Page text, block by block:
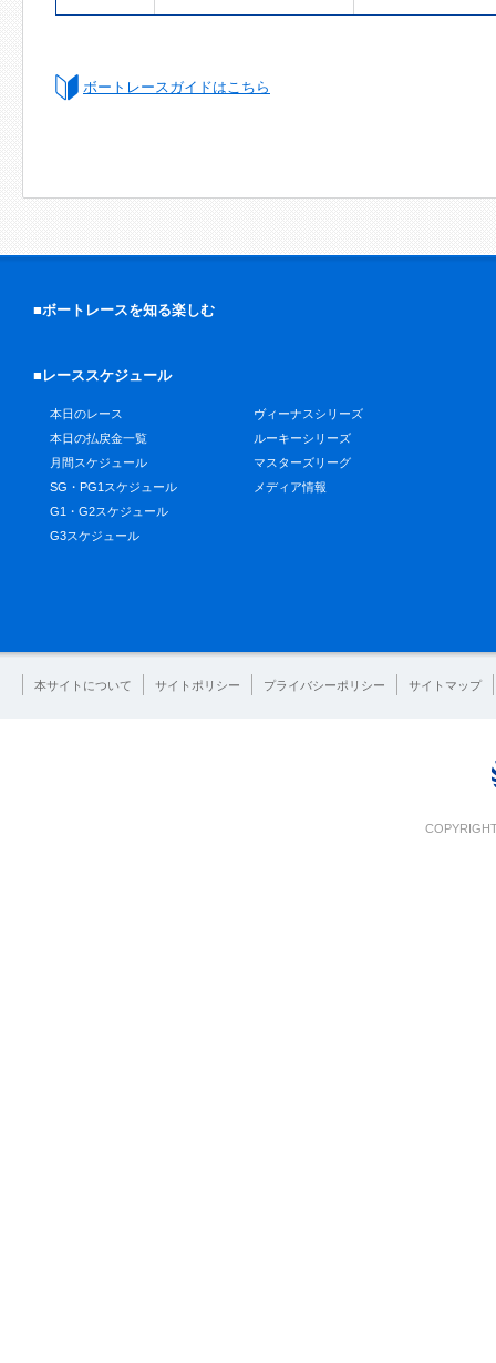
ボートレースガイドはこちら
■ボートレースを知る楽しむ
■レーススケジュール
本日のレース
本日の払戻金一覧
月間スケジュール
SG・PG1スケジュール
G1・G2スケジュール
G3スケジュール
ヴィーナスシリーズ
ルーキーシリーズ
マスターズリーグ
メディア情報
本サイトについて サイトポリシー プライバシーポリシー サイトマップ